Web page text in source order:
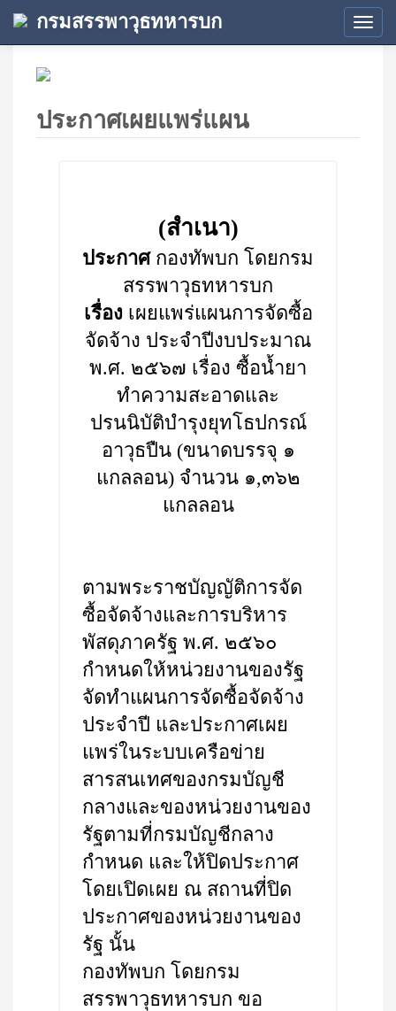
กรมสรรพาวุธทหารบก
ประกาศเผยแพร่แผน
(สำเนา)
ประกาศกองทัพบก โดยกรม
สรรพาวุธทหารบก
เรื่อง เผยแพร่แผนการจัดซื้อ
จัดจ้าง ประจำปีงบประมาณ
พ.ศ. ๒๕๖๗ เรื่อง ซื้อน้ำยา
ทำความสะอาดและ
ปรนนิบัติบำรุงยุทโธปกรณ์
อาวุธปืน (ขนาดบรรจุ ๑
แกลลอน) จำนวน ๑,๓๖๒
แกลลอน
ตามพระราชบัญญัติการจัด
ซื้อจัดจ้างและการบริหาร
พัสดุภาครัฐ พ.ศ. ๒๕๖๐
กำหนดให้หน่วยงานของรัฐ
จัดทำแผนการจัดซื้อจัดจ้าง
ประจำปี และประกาศเผย
แพร่ในระบบเครือข่าย
สารสนเทศของกรมบัญชี
กลางและของหน่วยงานของ
รัฐตามที่กรมบัญชีกลาง
กำหนด และให้ปิดประกาศ
โดยเปิดเผย ณ สถานที่ปิด
ประกาศของหน่วยงานของ
รัฐ นั้น
กองทัพบก โดยกรม
สรรพาวุธทหารบก ขอ